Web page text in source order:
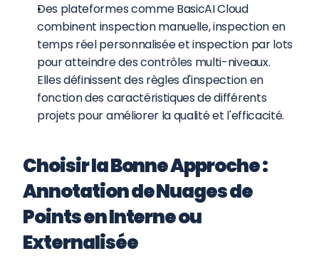
Des plateformes comme BasicAI Cloud
combinent inspection manuelle, inspection en
temps réel personnalisée et inspection par lots
pour atteindre des contrôles multi-niveaux.
Elles définissent des règles d'inspection en
fonction des caractéristiques de différents
projets pour améliorer la qualité et l'efficacité.
Choisir la Bonne Approche :
Annotation de Nuages de
Points en Interne ou
Externalisée